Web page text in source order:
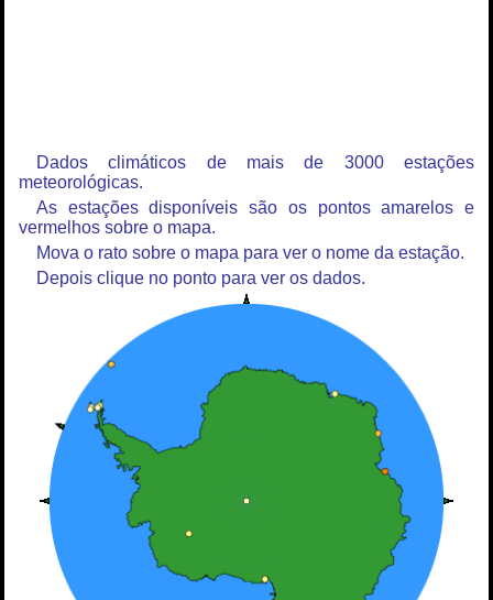
Dados climáticos de mais de 3000 estações
meteorológicas.
As estações disponíveis são os pontos amarelos e
vermelhos sobre o mapa.
Mova o rato sobre o mapa para ver o nome da estação.
Depois clique no ponto para ver os dados.